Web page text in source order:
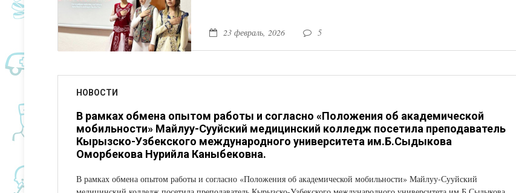
23 февраль, 2026 5
НОВОСТИ
В рамках обмена опытом работы и согласно «Положения об академической
мобильности» Майлуу-Сууйский медицинский колледж посетила преподаватель
Кырызско-Узбекского международного университета им.Б.Сыдыкова
Оморбекова Нурийла Каныбековна.
В рамках обмена опытом работы и согласно «Положения об академической мобильности» Майлуу-Сууйский